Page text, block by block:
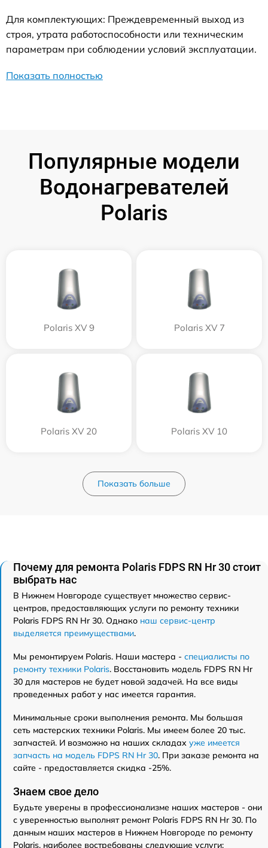
Для комплектующих: Преждевременный выход из
строя, утрата работоспособности или техническим
параметрам при соблюдении условий эксплуатации.
Показать полностью
Популярные модели
Водонагревателей
Polaris
Polaris XV 9 Polaris XV 7
Polaris XV 20 Polaris XV 10
Показать больше
Почему для ремонта Polaris FDPS RN Hr 30 стоит
выбрать нас
В Нижнем Новгороде существует множество сервис-
центров, предоставляющих услуги по ремонту техники
Polaris FDPS RN Hr 30. Однако наш сервис-центр
выделяется преимуществами.
Мы ремонтируем Polaris. Наши мастера - специалисты по
ремонту техники Polaris. Восстановить модель FDPS RN Hr
30 для мастеров не будет новой задачей. На все виды
проведенных работ у нас имеется гарантия.
Минимальные сроки выполнения ремонта. Мы большая
сеть мастерских техники Polaris. Мы имеем более 20 тыс.
запчастей. И возможно на наших складах уже имеется
запчасть на модель FDPS RN Hr 30. При заказе ремонта на
сайте - предоставляется скидка -25%.
Знаем свое дело
Будьте уверены в профессионализме наших мастеров - они
с уверенностью выполнят ремонт Polaris FDPS RN Hr 30. По
данным наших мастеров в Нижнем Новгороде по ремонту
Polaris, наиболее востребованы следующие услуги: